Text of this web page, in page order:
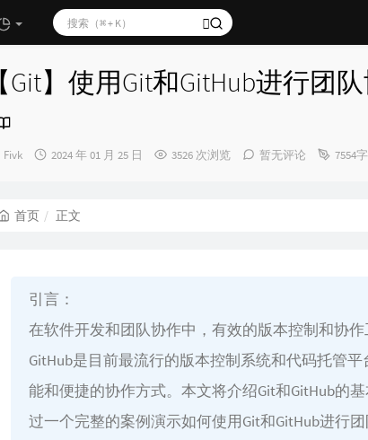
【Git】使用Git和GitHub进行团
博
Fivk
发
2024 年 01 月 25 日 3526 次浏览 暂无评论 7554
首页 正文
引言：
在软件开发和团队协作中，有效的版本控制和协
GitHub是目前最流行的版本控制系统和代码托管
能和便捷的协作方式。本文将介绍Git和GitHub的
过一个完整的案例演示如何使用Git和GitHub进行团